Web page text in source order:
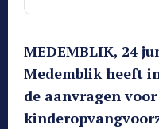
MEDEMBLIK, 24
Medemblik heeft
de aanvragen